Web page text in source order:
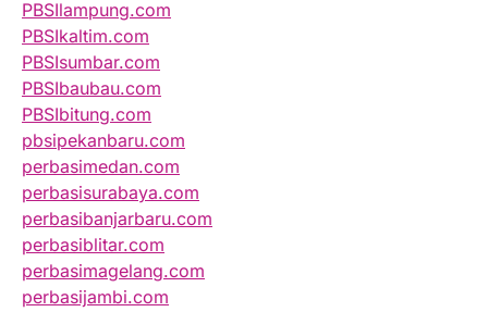
PBSIlampung.com
PBSIkaltim.com
PBSIsumbar.com
PBSIbaubau.com
PBSIbitung.com
pbsipekanbaru.com
perbasimedan.com
perbasisurabaya.com
perbasibanjarbaru.com
perbasiblitar.com
perbasimagelang.com
perbasijambi.com